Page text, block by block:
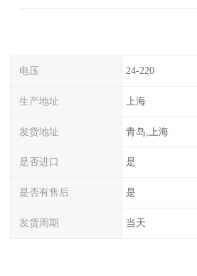
电压 24-220
生产地址 上海
发货地址 青岛,上海
是否进口 是
是否有售后 是
发货周期 当天